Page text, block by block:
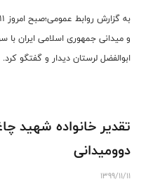
و میدانی جمهوری اسلامی ایران
ابوالفضل لرستان دیدار و گفتگو کرد.
تقدیر خانواده شهید
دوومیدانی
1399/11/11